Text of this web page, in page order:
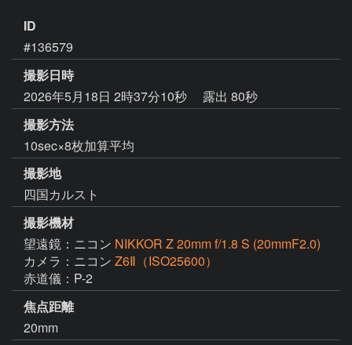
ID
#136579
撮影日時
2026年5月18日 2時37分10秒
露出 80秒
撮影方法
10sec×8枚加算平均
撮影地
四国カルスト
撮影機材
望遠鏡：ニコン NIKKOR Z 20mm f/1.8 S (20mmF2.0)
カメラ：ニコン Z6Ⅱ（ISO25600）
赤道儀：P-2
焦点距離
20mm